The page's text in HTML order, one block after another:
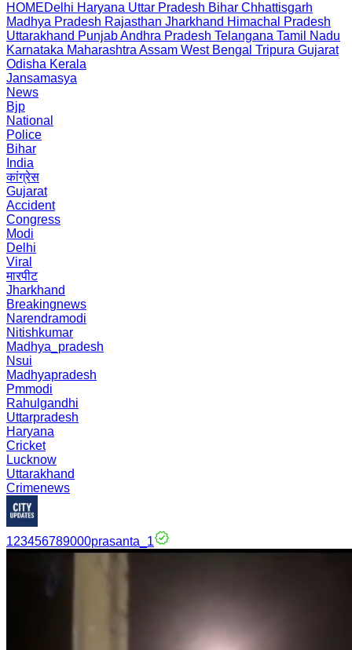
HOMEDelhi Haryana Uttar Pradesh Bihar Chhattisgarh
Madhya Pradesh Rajasthan Jharkhand Himachal Pradesh
Uttarakhand PunjabAndhra Pradesh Telangana Tamil Nadu
Karnataka Maharashtra Assam West Bengal Tripura Gujarat
Odisha Kerala
Jansamasya
News
Bjp
National
Police
Bihar
India
कांग्रेस
Gujarat
Accident
Congress
Modi
Delhi
Viral
मारपीट
Jharkhand
Breakingnews
Narendramodi
Nitishkumar
Madhya_pradesh
Nsui
Madhyapradesh
Pmmodi
Rahulgandhi
Uttarpradesh
Haryana
Cricket
Lucknow
Uttarakhand
Crimenews
123456789000prasanta_1